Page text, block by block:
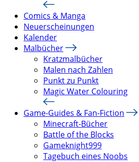
Comics & Manga
Neuerscheinungen
Kalender
Malbücher
Kratzmalbücher
Malen nach Zahlen
Punkt zu Punkt
Magic Water Colouring
Game-Guides & Fan-Fiction
Minecraft-Bücher
Battle of the Blocks
Gameknight999
Tagebuch eines Noobs